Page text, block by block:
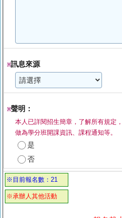
※訊息來源
※聲明：
本人已詳閱招生簡章，了解所有規定
做為學分班開課資訊、課程通知等。
是
否
※目前報名數：21
※承辦人其他活動